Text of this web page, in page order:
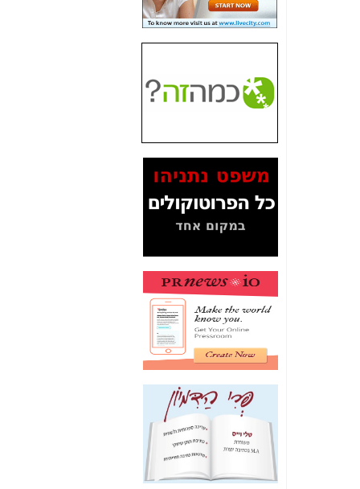
האם השר איוב קרא
היה צריך בכלל לחתום
על האישור, שנתן
האם ביבי וקרא קבלו
בכלל תמורה עבור
המסמכים בנושא בזק-
Yes (תיק 4000)
לאיש הלא נכון! -כאן
עובדות ומסמכים
האם ביבי כשר
תקשורת עזר לקב'
בזק? -כאן
מה מקור ה-Fake
News שהביא לתפירת
תיק לביבי והעלמת
החשודים הנכונים -כאן
אחת הרגליים של "תיק
4000 התפור"
התמוטטה היום
בניצחון (כפול) של בזק
-
כאן
איך כתבות מפנקות